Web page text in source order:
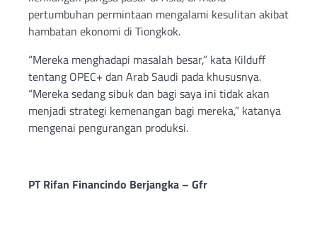
pertumbuhan permintaan mengalami kesulitan akibat
hambatan ekonomi di Tiongkok.
“Mereka menghadapi masalah besar,” kata Kilduff
tentang OPEC+ dan Arab Saudi pada khususnya.
“Mereka sedang sibuk dan bagi saya ini tidak akan
menjadi strategi kemenangan bagi mereka,” katanya
mengenai pengurangan produksi.
PT Rifan Financindo Berjangka – Gfr